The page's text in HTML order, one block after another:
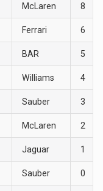
McLaren 8
Ferrari 6
BAR 5
Williams 4
Sauber 3
McLaren 2
Jaguar 1
Sauber 0